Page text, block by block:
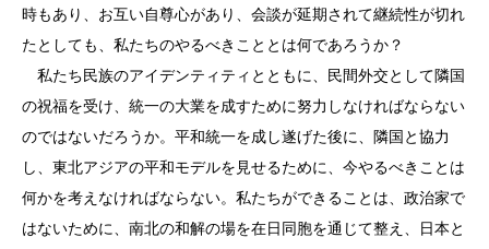
時もあり、お互い自尊心があり、会談が延期されて継続性が切れ
たとしても、私たちのやるべきこととは何であろうか？
私たち民族のアイデンティティとともに、民間外交として隣国
の祝福を受け、統一の大業を成すために努力しなければならない
のではないだろうか。平和統一を成し遂げた後に、隣国と協力
し、東北アジアの平和モデルを見せるために、今やるべきことは
何かを考えなければならない。私たちができることは、政治家で
はないために、南北の和解の場を在日同胞を通じて整え、日本と